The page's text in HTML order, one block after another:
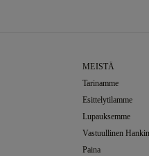
MEISTÄ
Tarinamme
Esittelytilamme
Lupauksemme
Vastuullinen
Paina